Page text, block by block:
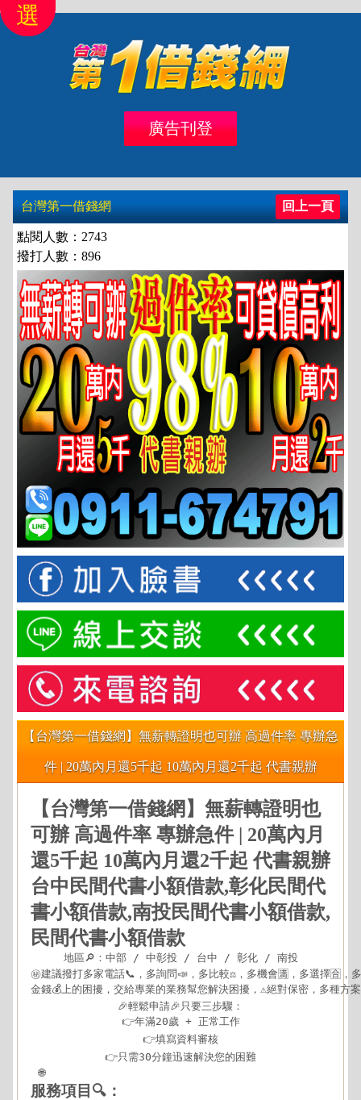
桃竹苗 中彰投
選
廣告刊登
台灣第一借錢網 回上一頁
點閱人數：2743
撥打人數：896
【台灣第一借錢網】無薪轉證明也可辦 高過件率 專辦急
件 | 20萬內月還5千起 10萬內月還2千起 代書親辦
【台灣第一借錢網】無薪轉證明也
可辦 高過件率 專辦急件 | 20萬內月
還5千起 10萬內月還2千起 代書親辦
台中民間代書小額借款,彰化民間代
書小額借款,南投民間代書小額借款,
民間代書小額借款
地區🔎：中部 / 中彰投 / 台中 / 彰化 / 南投
㊙建議撥打多家電話📞，多詢問📣，多比較⚖，多機會🈵，多選擇🈴，
金錢💰上的困擾，交給專業的業務幫您解決困擾，⚠️絕對保密，多種
🎉輕鬆申請🎉只要三步驟：
👉年滿20歲 + 正常工作
👉填寫資料審核
👉只需30分鐘迅速解決您的困難
🌐https://xn--nwqv6gj47avy5a.com/central.html
服務項目🔍：